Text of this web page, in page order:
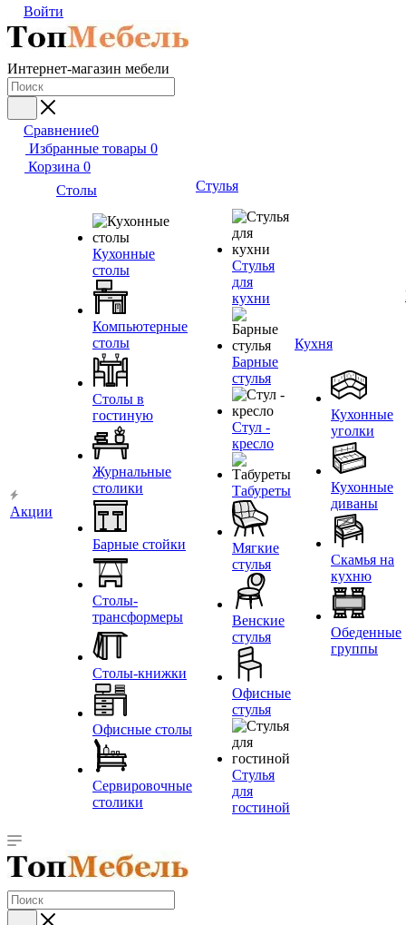
Войти
Интернет-магазин мебели
Сравнение0
Избранные товары 0
Корзина 0
Акции
Столы
Кухонные
столы
Компьютерные
столы
Столы в
гостиную
Журнальные
столики
Барные стойки
Столы-
трансформеры
Столы-книжки
Офисные столы
Сервировочные
столики
Стулья
Стулья
для
кухни
Барные
стулья
Стул -
кресло
Табуреты
Мягкие
стулья
Венские
стулья
Офисные
стулья
Стулья
для
гостиной
Кухня
Кухонные
уголки
Кухонные
диваны
Скамья на
кухню
Обеденные
группы